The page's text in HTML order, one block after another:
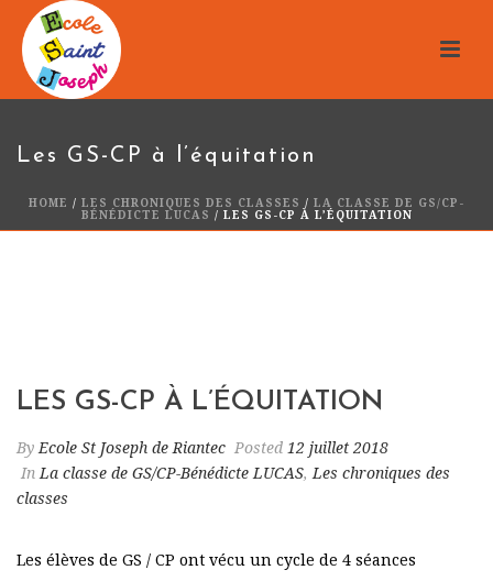
Les GS-CP à l’équitation
HOME / LES CHRONIQUES DES CLASSES / LA CLASSE DE GS/CP-
BÉNÉDICTE LUCAS / LES GS-CP À L’ÉQUITATION
LES GS-CP À L’ÉQUITATION
By Ecole St Joseph de Riantec Posted 12 juillet 2018
In La classe de GS/CP-Bénédicte LUCAS, Les chroniques des
classes
Les élèves de GS / CP ont vécu un cycle de 4 séances